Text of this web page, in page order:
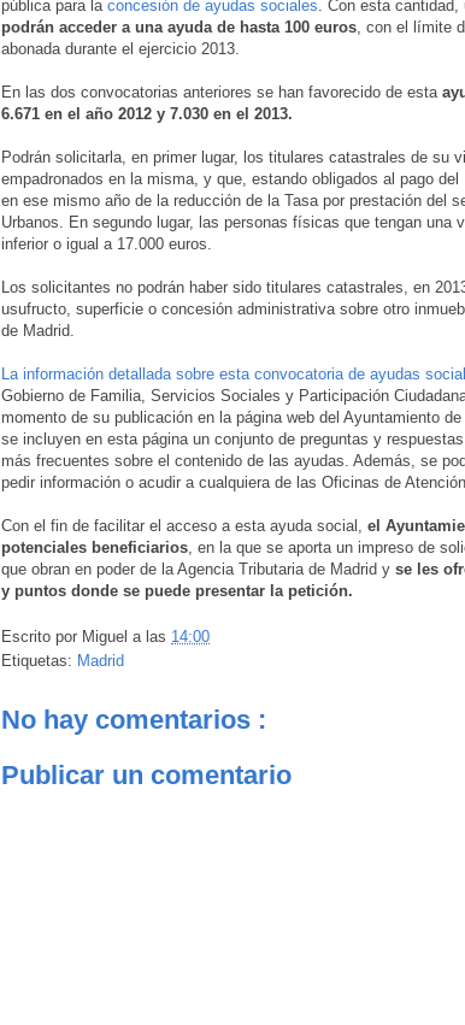
pública para la concesión de ayudas sociales . Con esta cantidad,
podrán acceder a una ayuda de hasta 100 euros , con el límite
abonada durante el ejercicio 2013.
En las dos convocatorias anteriores se han favorecido de esta
6.671 en el año 2012 y 7.030 en el 2013.
Podrán solicitarla, en primer lugar, los titulares catastrales de su
empadronados en la misma, y que, estando obligados al pago
en ese mismo año de la reducción de la Tasa por prestación del
Urbanos. En segundo lugar, las personas físicas que tengan una
inferior o igual a 17.000 euros.
Los solicitantes no podrán haber sido titulares catastrales, en
usufructo, superficie o concesión administrativa sobre otro
de Madrid.
La información detallada sobre esta convocatoria de ayudas
Gobierno de Familia, Servicios Sociales y Participación
momento de su publicación en la página web del Ayuntamiento de
se incluyen en esta página un conjunto de preguntas y
más frecuentes sobre el contenido de las ayudas. Además, se
pedir información o acudir a cualquiera de las Oficinas de
Con el fin de facilitar el acceso a esta ayuda social, el
potenciales beneficiarios , en la que se aporta un impreso de
que obran en poder de la Agencia Tributaria de Madrid y se les
y puntos donde se puede presentar la petición.
Escrito por Miguel a las 14:00
Etiquetas: Madrid
No hay comentarios :
Publicar un comentario